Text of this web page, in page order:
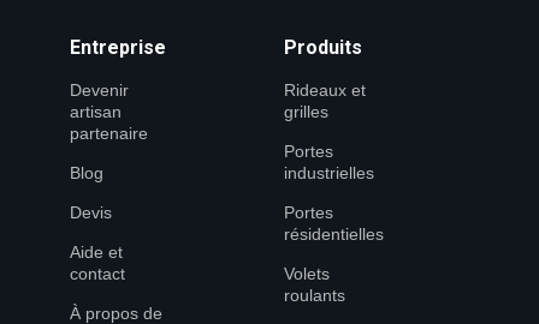
Entreprise
Devenir
artisan
partenaire
Blog
Devis
Aide et
contact
À propos de
Produits
Rideaux et
grilles
Portes
industrielles
Portes
résidentielles
Volets
roulants